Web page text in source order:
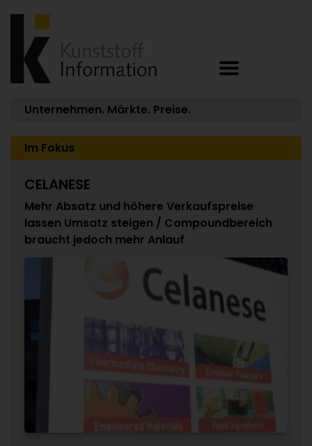
Unternehmen. Märkte. Preise.
Im Fokus
CELANESE
Mehr Absatz und höhere Verkaufspreise
lassen Umsatz steigen / Compoundbereich
braucht jedoch mehr Anlauf